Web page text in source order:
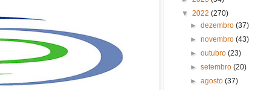
▼ 2022 (270)
►dezembro(37)
►novembro(43)
►outubro(23)
►setembro(20)
►agosto(37)